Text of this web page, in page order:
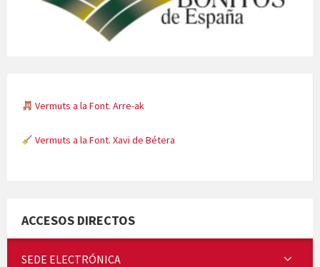
Vermuts a la Font. Arre-ak
Vermuts a la Font. Xavi de Bétera
ACCESOS DIRECTOS
SEDE ELECTRÓNICA